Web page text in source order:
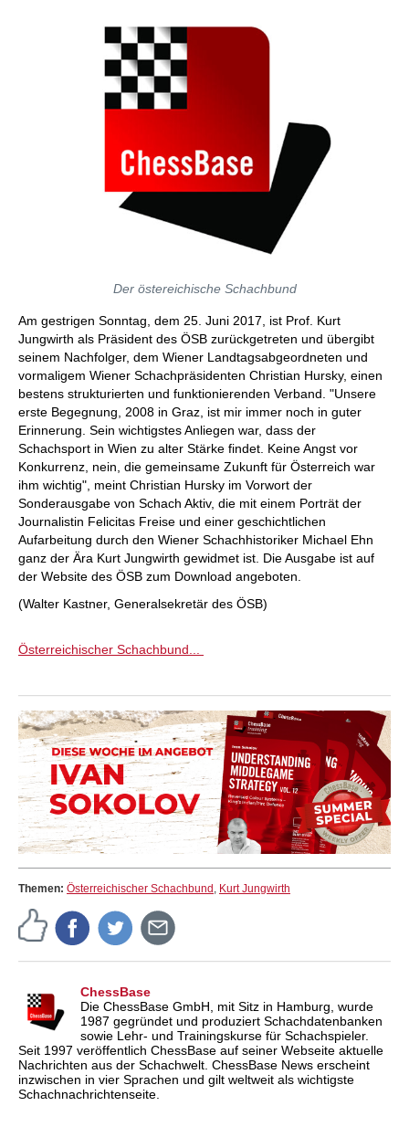
Der östereichische Schachbund
Am gestrigen Sonntag, dem 25. Juni 2017, ist Prof. Kurt
Jungwirth als Präsident des ÖSB zurückgetreten und übergibt
seinem Nachfolger, dem Wiener Landtagsabgeordneten und
vormaligem Wiener Schachpräsidenten Christian Hursky, einen
bestens strukturierten und funktionierenden Verband. "Unsere
erste Begegnung, 2008 in Graz, ist mir immer noch in guter
Erinnerung. Sein wichtigstes Anliegen war, dass der
Schachsport in Wien zu alter Stärke findet. Keine Angst vor
Konkurrenz, nein, die gemeinsame Zukunft für Österreich war
ihm wichtig", meint Christian Hursky im Vorwort der
Sonderausgabe von Schach Aktiv, die mit einem Porträt der
Journalistin Felicitas Freise und einer geschichtlichen
Aufarbeitung durch den Wiener Schachhistoriker Michael Ehn
ganz der Ära Kurt Jungwirth gewidmet ist. Die Ausgabe ist auf
der Website des ÖSB zum Download angeboten.
(Walter Kastner, Generalsekretär des ÖSB)
Österreichischer Schachbund...
Themen: Österreichischer Schachbund , Kurt Jungwirth
ChessBase
Die ChessBase GmbH, mit Sitz in Hamburg, wurde
1987 gegründet und produziert Schachdatenbanken
sowie Lehr- und Trainingskurse für Schachspieler.
Seit 1997 veröffentlich ChessBase auf seiner Webseite aktuelle
Nachrichten aus der Schachwelt. ChessBase News erscheint
inzwischen in vier Sprachen und gilt weltweit als wichtigste
Schachnachrichtenseite.